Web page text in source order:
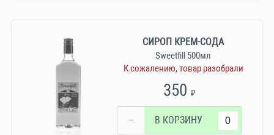
СИРОП КРЕМ-СОДА
Sweetfill 500мл
К сожалению, товар разобрали
350₽
− В КОРЗИНУ